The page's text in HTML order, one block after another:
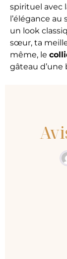
spirituel avec
l’élégance
un look
sœur, ta
même, le
gâteau d’une